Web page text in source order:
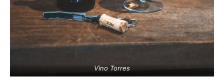
Vino Torres